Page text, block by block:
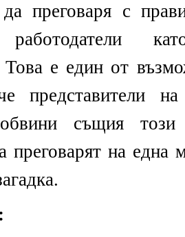
преговаря с
работодатели
Това е един от
представители на
същия този
преговарят на една